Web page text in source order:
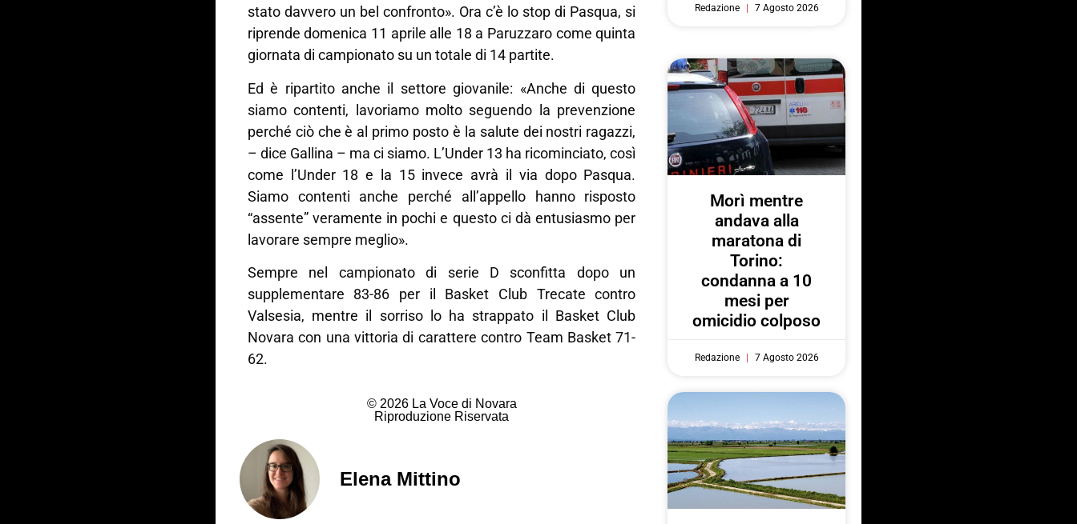
stato davvero un bel confronto». Ora c’è lo stop di Pasqua, si
riprende domenica 11 aprile alle 18 a Paruzzaro come quinta
giornata di campionato su un totale di 14 partite.
Ed è ripartito anche il settore giovanile: «Anche di questo
siamo contenti, lavoriamo molto seguendo la prevenzione
perché ciò che è al primo posto è la salute dei nostri ragazzi,
– dice Gallina – ma ci siamo. L’Under 13 ha ricominciato, così
come l’Under 18 e la 15 invece avrà il via dopo Pasqua.
Siamo contenti anche perché all’appello hanno risposto
“assente” veramente in pochi e questo ci dà entusiasmo per
lavorare sempre meglio».
Sempre nel campionato di serie D sconfitta dopo un
supplementare 83-86 per il Basket Club Trecate contro
Valsesia, mentre il sorriso lo ha strappato il Basket Club
Novara con una vittoria di carattere contro Team Basket 71-
62.
© 2026 La Voce di Novara
Riproduzione Riservata
Elena Mittino
Redazione 7 Agosto 2026
Morì mentre
andava alla
maratona di
Torino:
condanna a 10
mesi per
omicidio colposo
Redazione 7 Agosto 2026